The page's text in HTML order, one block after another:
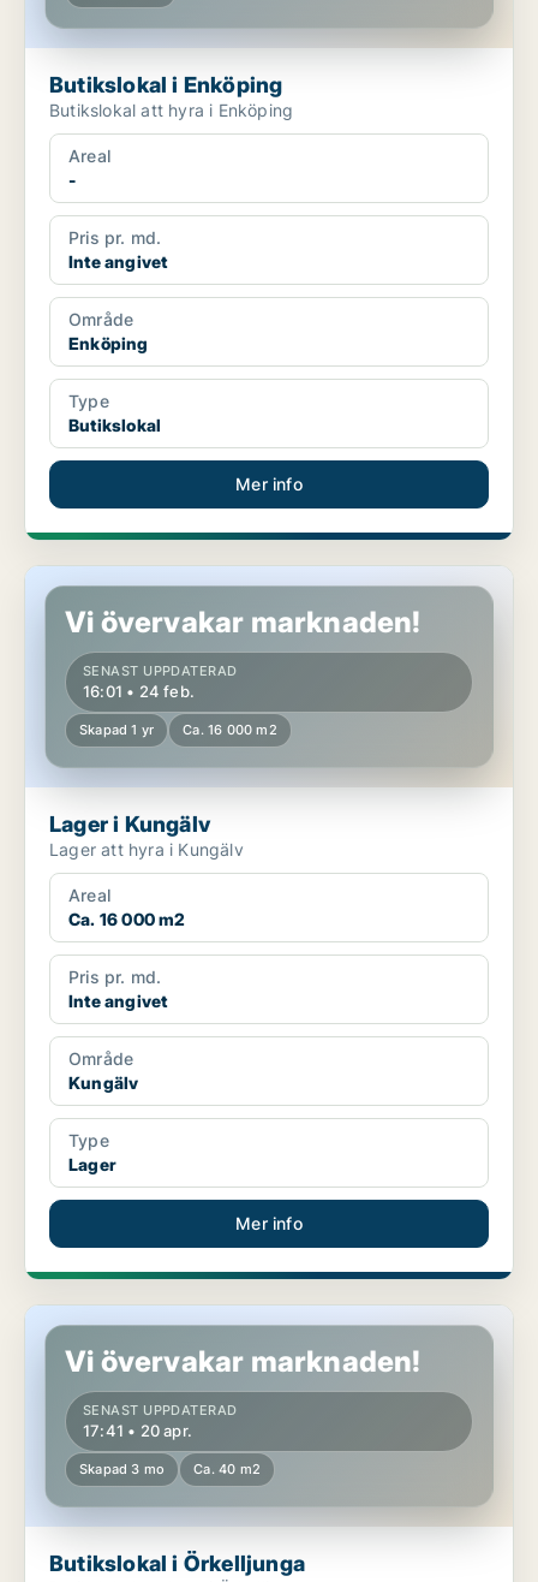
Butikslokal i Enköping
Butikslokal att hyra i Enköping
Areal
-
Pris pr. md.
Inte angivet
Område
Enköping
Type
Butikslokal
Mer info
Lager i Kungälv
Vi övervakar marknaden!
SENAST UPPDATERAD
16:01 • 24 feb.
Skapad 1 yr Ca. 16 000 m2
Lager i Kungälv
Lager att hyra i Kungälv
Areal
Ca. 16 000 m2
Pris pr. md.
Inte angivet
Område
Kungälv
Type
Lager
Mer info
Butikslokal i Örkelljunga
Vi övervakar marknaden!
SENAST UPPDATERAD
17:41 • 20 apr.
Skapad 3 mo Ca. 40 m2
Butikslokal i Örkelljunga